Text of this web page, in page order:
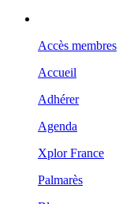
Accès membres
Accueil
Adhérer
Agenda
Xplor France
Palmarès